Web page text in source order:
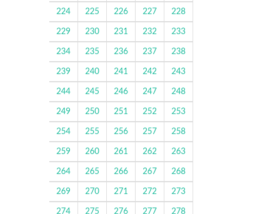
224 225 226 227 228
229 230 231 232 233
234 235 236 237 238
239 240 241 242 243
244 245 246 247 248
249 250 251 252 253
254 255 256 257 258
259 260 261 262 263
264 265 266 267 268
269 270 271 272 273
274 275 276 277 278